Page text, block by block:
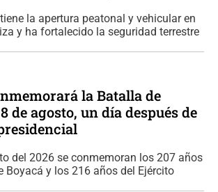
la apertura peatonal y vehicular en
y ha fortalecido la seguridad terrestre
la Batalla de
de agosto, un día después de
del 2026 se conmemoran los 207 años
Boyacá y los 216 años del Ejército